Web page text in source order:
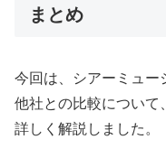
まとめ
今回は、シアーミュー
他社との比較について
詳しく解説しました。